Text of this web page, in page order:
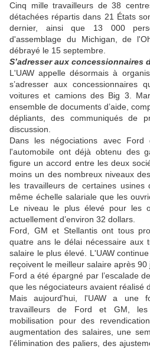
Cinq mille travailleurs de 38
détachées répartis dans 21 États
dernier, ainsi que 13 000
d'assemblage du Michigan, de
débrayé le 15 septembre.
S’adresser aux concessionnaires
L'UAW appelle désormais à
s’adresser aux concessionnaires
voitures et camions des Big 3.
ensemble de documents d’aide,
dépliants, des communiqués de
discussion.
Dans les négociations avec
l'automobile ontdéjà obtenu des
figure un accord entre les deux
moins un des nombreux niveaux
les travailleurs de certaines
même échelle salariale que les
Le niveau le plus élevé pour les
actuellement d’environ 32 dollars.
Ford, GM et Stellantis ont tous
quatre ans le délai nécessaire aux
salaire le plus élevé. L'UAW
reçoivent le meilleur salaire après 90
Ford a été épargné par l’escalade
que les négociateurs avaient réalisé
Mais aujourd'hui, l'UAW a une
travailleurs de Ford et GM,
mobilisation pour des
augmentation des salaires, une
l'élimination des paliers, des